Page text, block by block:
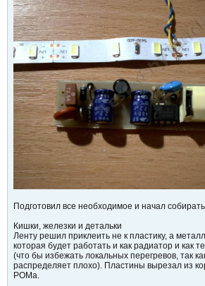
Подготовил все необходимое и начал
Кишки, железки и детальки
Ленту решил приклеить не к пластику, а
которая будет работать и как радиатор и как
(что бы избежать локальных перегревов, так
распределяет плохо). Пластины вырезал из
РОМа.